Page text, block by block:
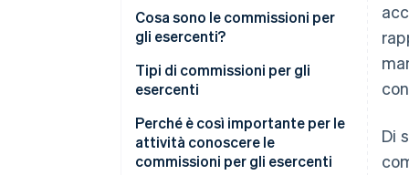
Cosa sono le commissioni per
gli esercenti?
Tipi di commissioni per gli
esercenti
Modelli tariffari
Commissioni universali
Perché è così importante per le
attività conoscere le
commissioni per gli esercenti
Di